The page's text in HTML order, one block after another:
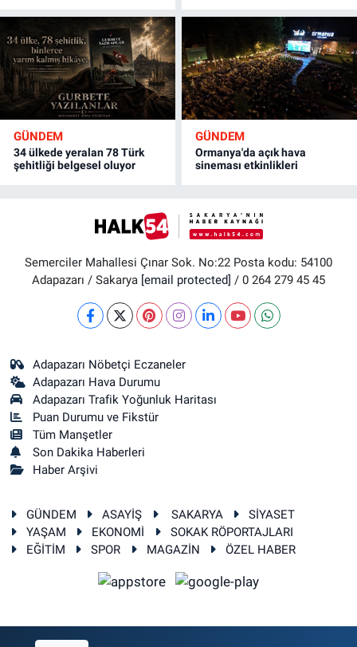
GÜNDEM
34 ülkede yeralan 78 Türk
şehitliği belgesel oluyor
GÜNDEM
Ormanya'da açık hava
sineması etkinlikleri
Semerciler Mahallesi Çınar Sok. No:22 Posta kodu: 54100
Adapazarı / Sakarya [email protected] / 0 264 279 45 45
Adapazarı Nöbetçi Eczaneler
Adapazarı Hava Durumu
Adapazarı Trafik Yoğunluk Haritası
Puan Durumu ve Fikstür
Tüm Manşetler
Son Dakika Haberleri
Haber Arşivi
GÜNDEM ASAYİŞ SAKARYA
SİYASET
YAŞAM
EKONOMİ
SOKAK RÖPORTAJLARI
EĞİTİM
SPOR MAGAZİN ÖZEL HABER